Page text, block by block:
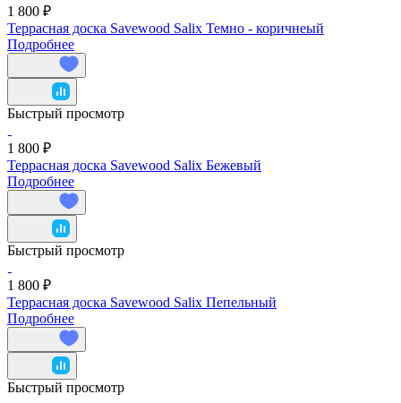
1 800 ₽
Террасная доска Savewood Salix Темно - коричнеый
Подробнее
Быстрый просмотр
1 800 ₽
Террасная доска Savewood Salix Бежевый
Подробнее
Быстрый просмотр
1 800 ₽
Террасная доска Savewood Salix Пепельный
Подробнее
Быстрый просмотр